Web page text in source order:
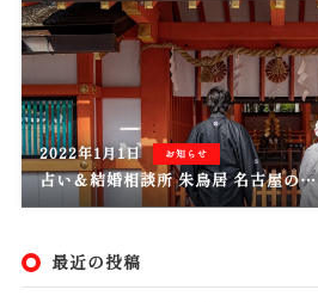
2022年1月1日 お知らせ
占い＆結婚相談所 朱鳥居 名古屋の…
最近の投稿